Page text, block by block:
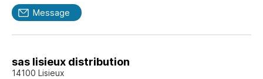
Message
sas lisieux distribution
14100 Lisieux